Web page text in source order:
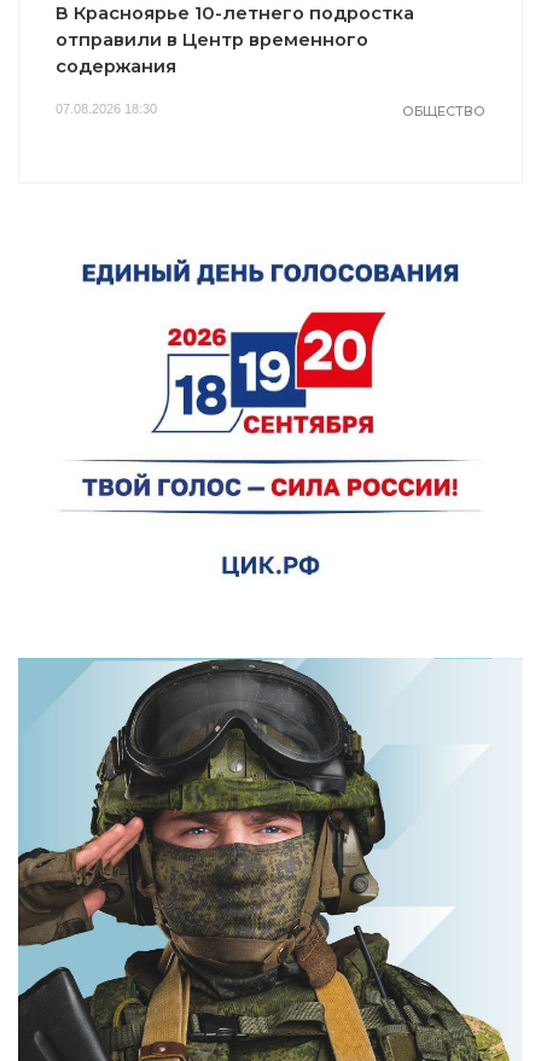
В Красноярье 10-летнего подростка
отправили в Центр временного
содержания
07.08.2026 18:30 ОБЩЕСТВО